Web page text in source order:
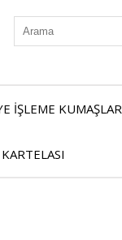
İŞLEME KUMAŞLAR